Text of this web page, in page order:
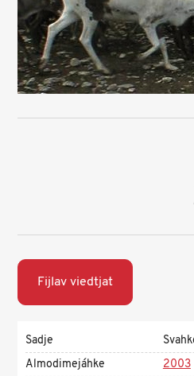
Fijlav viedtjat
Sadje
Almodimejáhke
2003